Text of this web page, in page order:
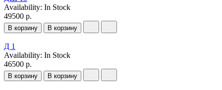
Availability: In Stock
49500 р.
В корзину В корзину
Д 1
Availability: In Stock
46500 р.
В корзину В корзину